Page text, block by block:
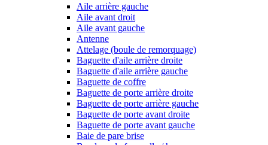
Aile arrière gauche
Aile avant droit
Aile avant gauche
Antenne
Attelage (boule de remorquage)
Baguette d'aile arrière droite
Baguette d'aile arrière gauche
Baguette de coffre
Baguette de porte arrière droite
Baguette de porte arrière gauche
Baguette de porte avant droite
Baguette de porte avant gauche
Baie de pare brise